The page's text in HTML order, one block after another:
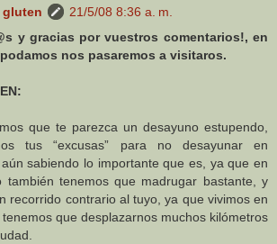
gluten
21/5/08 8:36 a. m.
y gracias por vuestros comentarios!, en
nos pasaremos a visitaros.
que te parezca un desayuno estupendo,
tus “excusas” para no desayunar en
sabiendo lo importante que es, ya que en
también tenemos que madrugar bastante, y
recorrido contrario al tuyo, ya que vivimos en
que desplazarnos muchos kilómetros